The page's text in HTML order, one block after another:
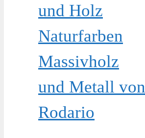
und Holz
Naturfarben
Massivholz
und Metall von
Rodario